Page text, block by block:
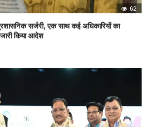
62
सर्जरी, एक साथ कई अधिकारियों का
किया आदेश